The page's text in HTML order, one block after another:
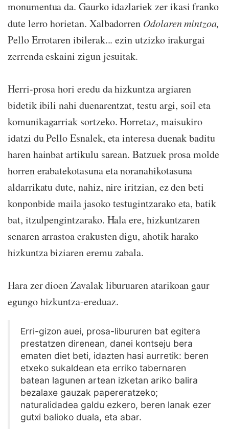
monumentua da. Gaurko idazlariek zer ikasi franko
dute lerro horietan. Xalbadorren Odolaren mintzoa,
Pello Errotaren ibilerak... ezin utzizko irakurgai
zerrenda eskaini zigun jesuitak.
Herri-prosa hori eredu da hizkuntza argiaren
bidetik ibili nahi duenarentzat, testu argi, soil eta
komunikagarriak sortzeko. Horretaz, maisukiro
idatzi du Pello Esnalek, eta interesa duenak baditu
haren hainbat artikulu sarean. Batzuek prosa molde
horren erabatekotasuna eta noranahikotasuna
aldarrikatu dute, nahiz, nire iritzian, ez den beti
konponbide maila jasoko testugintzarako eta, batik
bat, itzulpengintzarako. Hala ere, hizkuntzaren
senaren arrastoa erakusten digu, ahotik harako
hizkuntza biziaren eremu zabala.
Hara zer dioen Zavalak liburuaren atarikoan gaur
egungo hizkuntza-ereduaz.
Erri-gizon auei, prosa-libururen bat egitera
prestatzen direnean, danei kontseju bera
ematen diet beti, idazten hasi aurretik: beren
etxeko sukaldean eta erriko tabernaren
batean lagunen artean izketan ariko balira
bezalaxe gauzak papereratzeko;
naturalidadea galdu ezkero, beren lanak ezer
gutxi balioko duala, eta abar.